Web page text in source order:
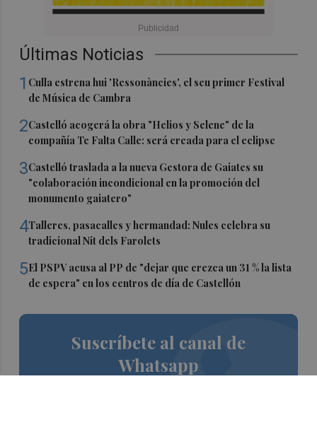
Últimas Noticias
1 Culla estrena hui 'Ressonàncies', el seu primer Festival
de Música de Cambra
2Castelló acogerá la obra "Helios y Selene" de la
compañía Te Falta Calle: será creada para el eclipse
3Castelló traslada a la nueva Gestora de Gaiates su
"colaboración incondicional en la promoción del
monumento gaiatero"
4Talleres, pasacalles y hermandad: Nules celebra su
tradicional Nit dels Farolets
5El PSPV acusa al PP de "dejar que crezca un 31 % la lista
de espera" en los centros de día de Castellón
Suscríbete al canal de
Whatsapp